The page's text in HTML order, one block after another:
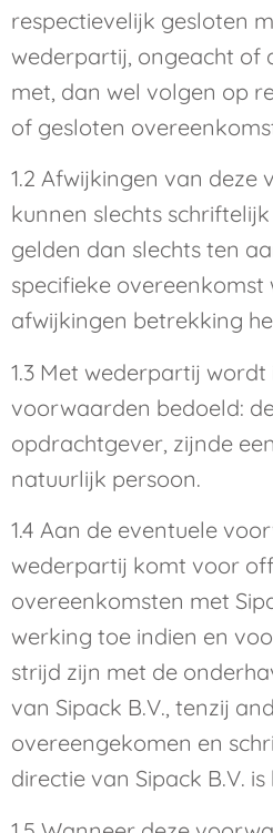
respectievelijk gesloten
wederpartij, ongeacht of
met, dan wel volgen op
of gesloten
1.2 Afwijkingen van deze
kunnen slechts
gelden dan slechts ten
specifieke overeenkomst
afwijkingen betrekking
1.3 Met wederpartij wordt
voorwaarden bedoeld:
opdrachtgever, zijnde
natuurlijk persoon.
1.4 Aan de eventuele
wederpartij komt voor
overeenkomsten met
werking toe indien en
strijd zijn met de
van Sipack B.V., tenzij
overeengekomen en
directie van Sipack B.V.